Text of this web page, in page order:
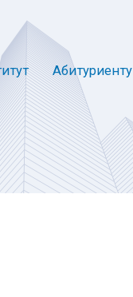
Абитуриенту